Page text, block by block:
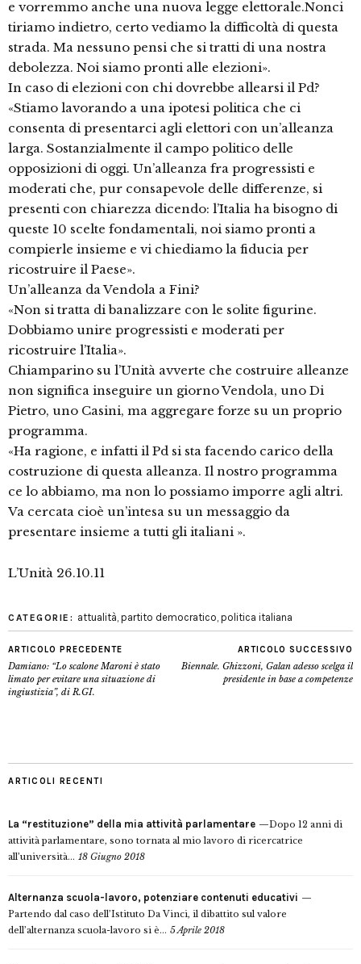
e vorremmo anche una nuova legge elettorale.Nonci
tiriamo indietro, certo vediamo la difficoltà di questa
strada. Ma nessuno pensi che si tratti di una nostra
debolezza. Noi siamo pronti alle elezioni».
In caso di elezioni con chi dovrebbe allearsi il Pd?
«Stiamo lavorando a una ipotesi politica che ci
consenta di presentarci agli elettori con un’alleanza
larga. Sostanzialmente il campo politico delle
opposizioni di oggi. Un’alleanza fra progressisti e
moderati che, pur consapevole delle differenze, si
presenti con chiarezza dicendo: l’Italia ha bisogno di
queste 10 scelte fondamentali, noi siamo pronti a
compierle insieme e vi chiediamo la fiducia per
ricostruire il Paese».
Un’alleanza da Vendola a Fini?
«Non si tratta di banalizzare con le solite figurine.
Dobbiamo unire progressisti e moderati per
ricostruire l’Italia».
Chiamparino su l’Unità avverte che costruire alleanze
non significa inseguire un giorno Vendola, uno Di
Pietro, uno Casini, ma aggregare forze su un proprio
programma.
«Ha ragione, e infatti il Pd si sta facendo carico della
costruzione di questa alleanza. Il nostro programma
ce lo abbiamo, ma non lo possiamo imporre agli altri.
Va cercata cioè un’intesa su un messaggio da
presentare insieme a tutti gli italiani ».
L’Unità 26.10.11
CATEGORIE: attualità, partito democratico, politica italiana
ARTICOLO PRECEDENTE
Damiano: “Lo scalone Maroni è stato
limato per evitare una situazione di
ingiustizia”, di R.GI.
ARTICOLO SUCCESSIVO
Biennale. Ghizzoni, Galan adesso scelga il
presidente in base a competenze
ARTICOLI RECENTI
La “restituzione” della mia attività parlamentare
Dopo 12 anni di
attività parlamentare, sono tornata al mio lavoro di ricercatrice
all’università... 18 Giugno 2018
Alternanza scuola-lavoro, potenziare contenuti educativi
Partendo dal caso dell’Istituto Da Vinci, il dibattito sul valore
dell’alternanza scuola-lavoro si è... 5 Aprile 2018